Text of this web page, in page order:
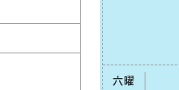
六曜